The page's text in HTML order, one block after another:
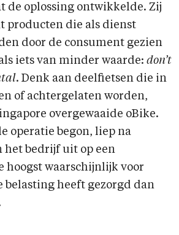
de oplossing ontwikkelde. Zij
producten die als dienst
door de consument gezien
iets van minder waarde: don’t
. Denk aan deelfietsen die in
of achtergelaten worden,
overgewaaide oBike.
operatie begon, liep na
het bedrijf uit op een
hoogst waarschijnlijk voor
belasting heeft gezorgd dan